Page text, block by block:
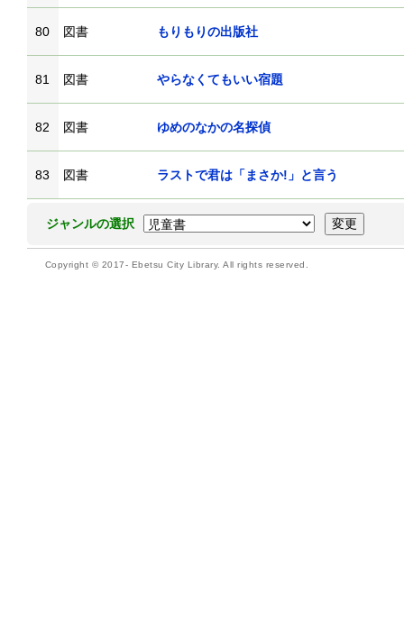
80 図書 もりもりの出版社
81 図書 やらなくてもいい宿題
82 図書 ゆめのなかの名探偵
83 図書 ラストで君は「まさか!」と言う
ジャンルの選択
Copyright © 2017- Ebetsu City Library. All rights reserved.